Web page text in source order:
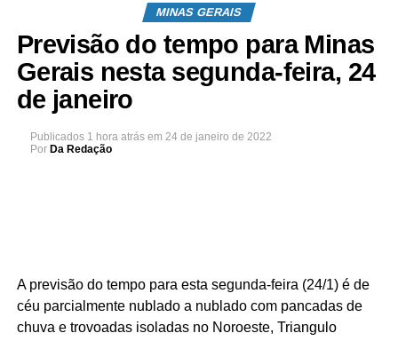
MINAS GERAIS
Previsão do tempo para Minas
Gerais nesta segunda-feira, 24
de janeiro
Publicados 1 hora atrás em 24 de janeiro de 2022
Por Da Redação
A previsão do tempo para esta segunda-feira (24/1) é de
céu parcialmente nublado a nublado com pancadas de
chuva e trovoadas isoladas no Noroeste, Triangulo